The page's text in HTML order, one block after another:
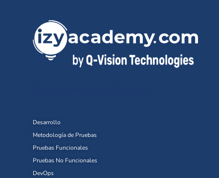
Desarrollo
Metodología de Pruebas
Pruebas Funcionales
Pruebas No Funcionales
DevOps